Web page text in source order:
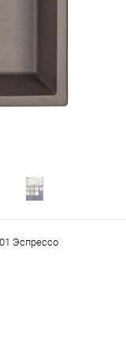
Эспрессо